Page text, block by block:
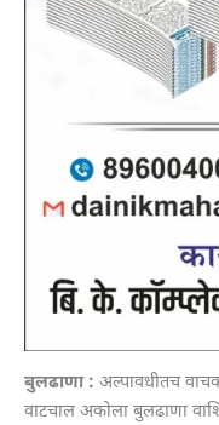
बुलढाणा : अल्पावधीतच
वाटचाल अकोला बुलढाणा